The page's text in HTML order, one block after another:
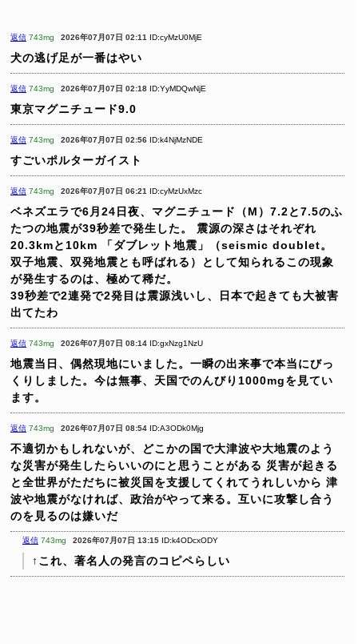
返信 743mg 2026年07月07日 02:11 ID:cyMzU0MjE
犬の逃げ足が一番はやい
返信 743mg 2026年07月07日 02:18 ID:YyMDQwNjE
東京マグニチュード9.0
返信 743mg 2026年07月07日 02:56 ID:k4NjMzNDE
すごいポルターガイスト
返信 743mg 2026年07月07日 06:21 ID:cyMzUxMzc
ベネズエラで6月24日夜、マグニチュード（M）7.2と7.5のふ
たつの地震が39秒差で発生した。
震源の深さはそれぞれ
20.3kmと10km 「ダブレット地震」（seismic doublet。
双子地震、双発地震とも呼ばれる）として知られるこの現象
が発生するのは、極めて稀だ。
39秒差で2連発で2発目は震源浅いし、日本で起きても大被害
出てたわ
返信 743mg 2026年07月07日 08:14 ID:gxNzg1NzU
地震当日、偶然現地にいました。一瞬の出来事で本当にびっ
くりしました。今は無事、天国でのんびり1000mgを見てい
ます。
返信 743mg 2026年07月07日 08:54 ID:A3ODk0Mjg
不適切かもしれないが、どこかの国で大津波や大地震のよう
な災害が発生したらいいのにと思うことがある 災害が起きる
と全世界がただちに被災国を支援してくれてうれしいから 津
波や地震がなければ、政治がやって来る。互いに攻撃し合う
のを見るのは嫌いだ
返信 743mg 2026年07月07日 13:15 ID:k4ODcxODY
↑これ、著名人の発言のコピペらしい